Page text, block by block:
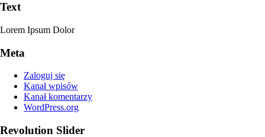
Text
Lorem Ipsum Dolor
Meta
Zaloguj się
Kanał wpisów
Kanał komentarzy
WordPress.org
Revolution Slider